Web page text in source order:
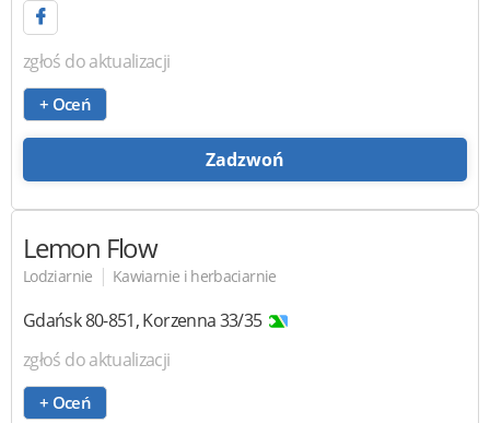
zgłoś do aktualizacji
+ Oceń
Zadzwoń
Lemon Flow
Lodziarnie | Kawiarnie i herbaciarnie
Gdańsk80-851,Korzenna 33/35
zgłoś do aktualizacji
+ Oceń